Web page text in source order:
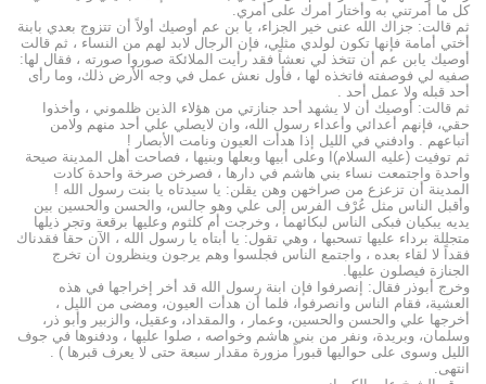
كل ما أمرتني به وأختار أمرك على أمري.
ثم قالت: جزاك الله عنى خير الجزاء، يا بن عم أوصيك أولاً أن تتزوج بعدي بابنة
أختي أمامة فإنها تكون لولدي مثلي، فإن الرجال لابد لهم من النساء ، ثم قالت
أوصيك يابن عم أن تتخذ لي نعشاً فقد رأيت الملائكة صوروا صورته ، فقال لها:
صفيه لي فوصفته فاتخذه لها ، فأول نعش عمل في وجه الأرض ذلك، وما رأى
أحد قبله ولا عمل أحد .
ثم قالت: أوصيك أن لا يشهد أحد جنازتي من هؤلاء الذين ظلموني ، وأخذوا
حقي، فإنهم أعدائي وأعداء رسول الله، وان لايصلي علي أحد منهم ولامن
أتباعهم . وادفني في الليل إذا هدأت العيون ونامت الأبصار !
ثم توفيت (عليه السلام)ا وعلى أبيها وبعلها وبنيها ، فصاحت أهل المدينة صيحة
واحدة واجتمعت نساء بني هاشم في دارها ، فصرخن صرخة واحدة كادت
المدينة أن تزعزع من صراخهن وهن يقلن: يا سيدتاه يا بنت رسول الله !
وأقبل الناس مثل عُرْف الفرس إلى علي وهو جالس، والحسن والحسين بين
يديه يبكيان فبكى الناس لبكائهما ، وخرجت أم كلثوم وعليها برقعة وتجر ذيلها
متجللة برداء عليها تسحبها ، وهي تقول: يا أبتاه يا رسول الله ، الآن حقاً فقدناك
فقداً لا لقاء بعده ، واجتمع الناس فجلسوا وهم يرجون وينظرون أن تخرج
الجنازة فيصلون عليها.
وخرج أبوذر فقال: إنصرفوا فإن ابنة رسول الله قد أخر إخراجها في هذه
العشية، فقام الناس وانصرفوا، فلما أن هدأت العيون، ومضى من الليل ،
أخرجها علي والحسن والحسين، وعمار ، والمقداد، وعقيل، والزبير وأبو ذر،
وسلمان، وبريدة، ونفر من بني هاشم وخواصه ، صلوا عليها ، ودفنوها في جوف
الليل وسوى على حواليها قبوراً مزورة مقدار سبعة حتى لا يعرف قبرها ) .
انتهى.